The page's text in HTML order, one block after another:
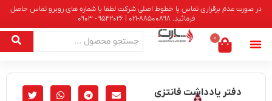
در صورت عدم برقراری تماس با خطوط اصلی شرکت لطفا با شماره های روبرو تماس حاصل
فرمائید. 88500898-021 | 9542026 - 0903
0
دفتر یادداشت فانتزی